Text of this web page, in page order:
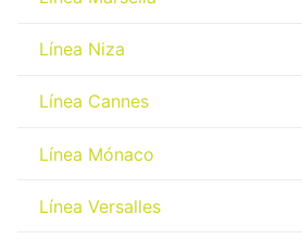
Línea Niza
Línea Cannes
Línea Mónaco
Línea Versalles